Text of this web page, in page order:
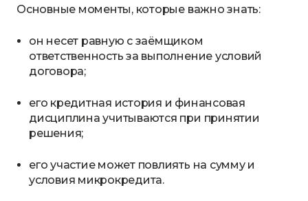
Основные моменты, которые важно знать:
он несет равную с заёмщиком
ответственность за выполнение условий
договора;
его кредитная история и финансовая
дисциплина учитываются при принятии
решения;
его участие может повлиять на сумму и
условия микрокредита.